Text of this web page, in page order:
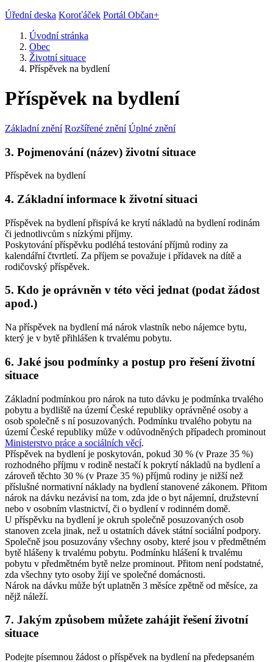
Úřední deska Koroťáček Portál Občan+
Úvodní stránka
Obec
Životní situace
Příspěvek na bydlení
Příspěvek na bydlení
Základní znění Rozšířené znění Úplné znění
3. Pojmenování (název) životní situace
Příspěvek na bydlení
4. Základní informace k životní situaci
Příspěvek na bydlení přispívá ke krytí nákladů na bydlení rodinám
či jednotlivcům s nízkými příjmy.
Poskytování příspěvku podléhá testování příjmů rodiny za
kalendářní čtvrtletí. Za příjem se považuje i přídavek na dítě a
rodičovský příspěvek.
5. Kdo je oprávněn v této věci jednat (podat žádost
apod.)
Na příspěvek na bydlení má nárok vlastník nebo nájemce bytu,
který je v bytě přihlášen k trvalému pobytu.
6. Jaké jsou podmínky a postup pro řešení životní
situace
Základní podmínkou pro nárok na tuto dávku je podmínka trvalého
pobytu a bydliště na území České republiky oprávněné osoby a
osob společně s ní posuzovaných. Podmínku trvalého pobytu na
území České republiky může v odůvodněných případech prominout
Ministerstvo práce a sociálních věcí.
Příspěvek na bydlení je poskytován, pokud 30 % (v Praze 35 %)
rozhodného příjmu v rodině nestačí k pokrytí nákladů na bydlení a
zároveň těchto 30 % (v Praze 35 %) příjmů rodiny je nižší než
příslušné normativní náklady na bydlení stanovené zákonem. Přitom
nárok na dávku nezávisí na tom, zda jde o byt nájemní, družstevní
nebo v osobním vlastnictví, či o bydlení v rodinném domě.
U příspěvku na bydlení je okruh společně posuzovaných osob
stanoven zcela jinak, než u ostatních dávek státní sociální podpory.
Společně jsou posuzovány všechny osoby, které jsou v předmětném
bytě hlášeny k trvalému pobytu. Podmínku hlášení k trvalému
pobytu v předmětném bytě nelze prominout. Přitom není podstatné,
zda všechny tyto osoby žijí ve společné domácnosti.
Nárok na dávku může být uplatněn 3 měsíce zpětně od měsíce, za
nějž náleží.
7. Jakým způsobem můžete zahájit řešení životní
situace
Podejte písemnou žádost o příspěvek na bydlení na předepsaném